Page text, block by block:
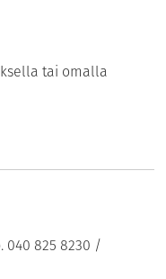
tai omalla
040 825 8230 /